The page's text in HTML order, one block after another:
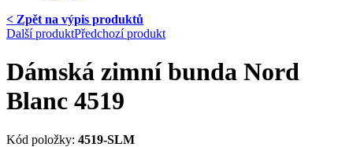
< Zpět na výpis produktů
Další produktPředchozí produkt
Dámská zimní bunda Nord
Blanc 4519
Kód položky: 4519-SLM